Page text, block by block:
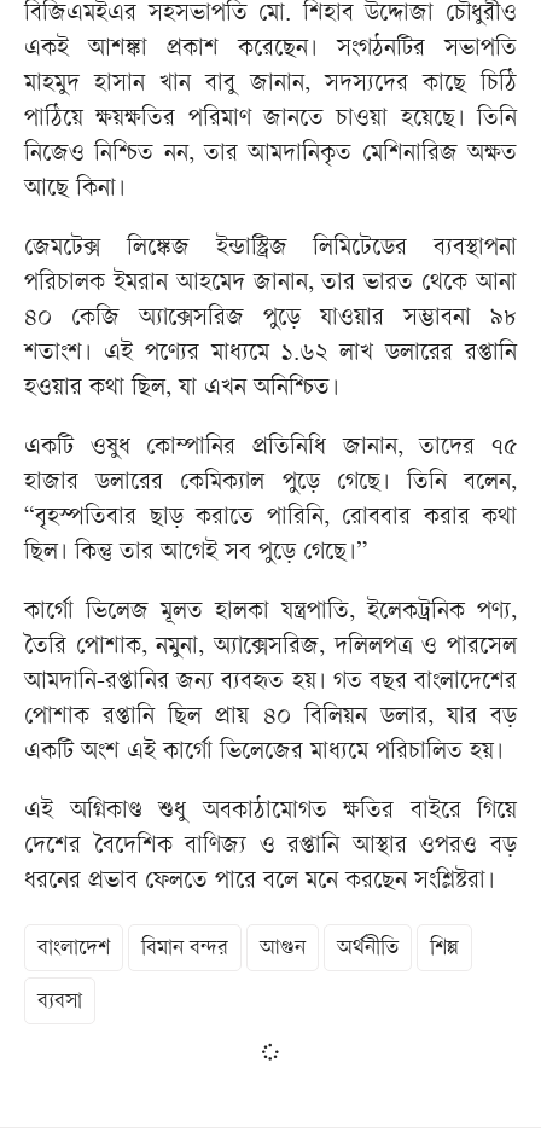
বিজিএমইএর সহসভাপতি মো. শিহাব উদ্দোজা চৌধুরীও
একই আশঙ্কা প্রকাশ করেছেন। সংগঠনটির সভাপতি
মাহমুদ হাসান খান বাবু জানান, সদস্যদের কাছে চিঠি
পাঠিয়ে ক্ষয়ক্ষতির পরিমাণ জানতে চাওয়া হয়েছে। তিনি
নিজেও নিশ্চিত নন, তার আমদানিকৃত মেশিনারিজ অক্ষত
আছে কিনা।
জেমটেক্স লিঙ্কেজ ইন্ডাস্ট্রিজ লিমিটেডের ব্যবস্থাপনা
পরিচালক ইমরান আহমেদ জানান, তার ভারত থেকে আনা
৪০ কেজি অ্যাক্সেসরিজ পুড়ে যাওয়ার সম্ভাবনা ৯৮
শতাংশ। এই পণ্যের মাধ্যমে ১.৬২ লাখ ডলারের রপ্তানি
হওয়ার কথা ছিল, যা এখন অনিশ্চিত।
একটি ওষুধ কোম্পানির প্রতিনিধি জানান, তাদের ৭৫
হাজার ডলারের কেমিক্যাল পুড়ে গেছে। তিনি বলেন,
“বৃহস্পতিবার ছাড় করাতে পারিনি, রোববার করার কথা
ছিল। কিন্তু তার আগেই সব পুড়ে গেছে।”
কার্গো ভিলেজ মূলত হালকা যন্ত্রপাতি, ইলেকট্রনিক পণ্য,
তৈরি পোশাক, নমুনা, অ্যাক্সেসরিজ, দলিলপত্র ও পারসেল
আমদানি-রপ্তানির জন্য ব্যবহৃত হয়। গত বছর বাংলাদেশের
পোশাক রপ্তানি ছিল প্রায় ৪০ বিলিয়ন ডলার, যার বড়
একটি অংশ এই কার্গো ভিলেজের মাধ্যমে পরিচালিত হয়।
এই অগ্নিকাণ্ড শুধু অবকাঠামোগত ক্ষতির বাইরে গিয়ে
দেশের বৈদেশিক বাণিজ্য ও রপ্তানি আস্থার ওপরও বড়
ধরনের প্রভাব ফেলতে পারে বলে মনে করছেন সংশ্লিষ্টরা।
বাংলাদেশ বিমান বন্দর আগুন অর্থনীতি শিল্প
ব্যবসা